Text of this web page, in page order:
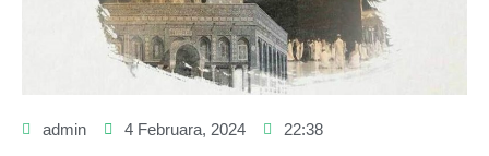
admin 4 Februara, 2024 22:38